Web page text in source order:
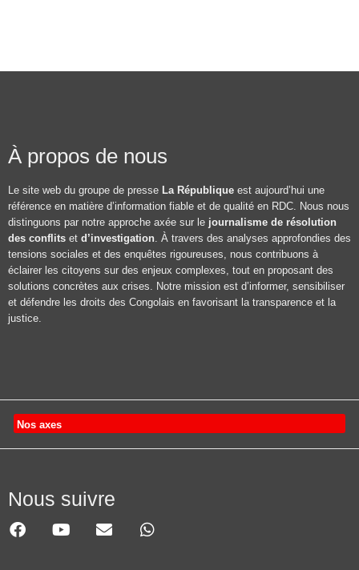
À propos de nous
Le site web du groupe de presse La République est aujourd’hui une
référence en matière d’information fiable et de qualité en RDC. Nous nous
distinguons par notre approche axée sur le journalisme de résolution
des conflits et d’investigation . À travers des analyses approfondies des
tensions sociales et des enquêtes rigoureuses, nous contribuons à
éclairer les citoyens sur des enjeux complexes, tout en proposant des
solutions concrètes aux crises. Notre mission est d’informer, sensibiliser
et défendre les droits des Congolais en favorisant la transparence et la
justice.
Nos axes
Nous suivre